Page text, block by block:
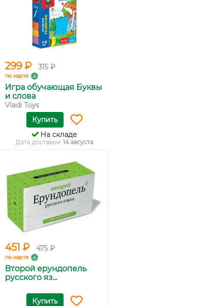
299 ₽ 315 ₽
по карте
Игра обучающая Буквы
и слова
Vladi Toys
Купить
На складе
Дата доставки: 14 августа
451 ₽ 475 ₽
по карте
Второй ерундопель
русского яз...
Купить